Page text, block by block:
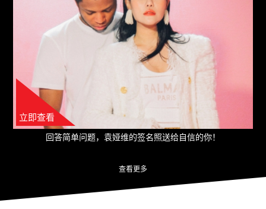
立即查看
回答简单问题，袁娅维的签名照送给自信的你！
查看更多